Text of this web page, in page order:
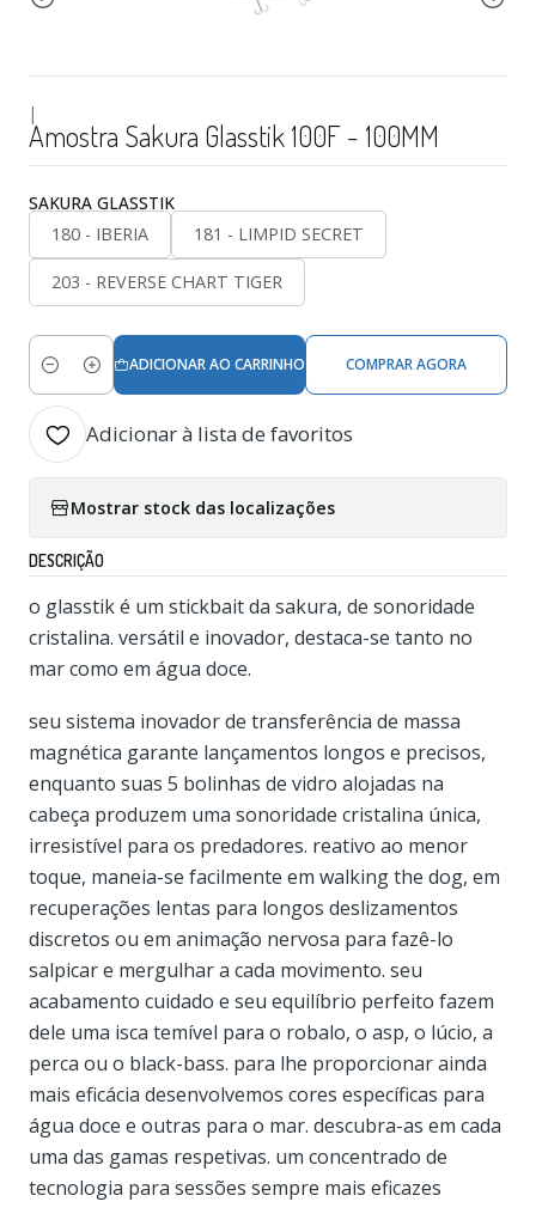
|
Amostra Sakura Glasstik 100F - 100MM
SAKURA GLASSTIK
180 - IBERIA
181 - LIMPID SECRET
203 - REVERSE CHART TIGER
Quantidade
ADICIONAR AO CARRINHO COMPRAR AGORA
Adicionar à lista de favoritos
Mostrar stock das localizações
DESCRIÇÃO
o glasstik é um stickbait da sakura, de sonoridade
cristalina. versátil e inovador, destaca-se tanto no
mar como em água doce.
seu sistema inovador de transferência de massa
magnética garante lançamentos longos e precisos,
enquanto suas 5 bolinhas de vidro alojadas na
cabeça produzem uma sonoridade cristalina única,
irresistível para os predadores. reativo ao menor
toque, maneia-se facilmente em walking the dog, em
recuperações lentas para longos deslizamentos
discretos ou em animação nervosa para fazê-lo
salpicar e mergulhar a cada movimento. seu
acabamento cuidado e seu equilíbrio perfeito fazem
dele uma isca temível para o robalo, o asp, o lúcio, a
perca ou o black-bass. para lhe proporcionar ainda
mais eficácia desenvolvemos cores específicas para
água doce e outras para o mar. descubra-as em cada
uma das gamas respetivas. um concentrado de
tecnologia para sessões sempre mais eficazes